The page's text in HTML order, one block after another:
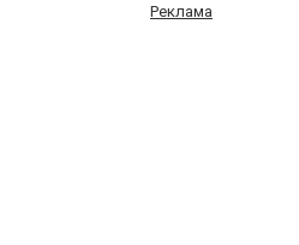
Реклама